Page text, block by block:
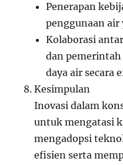
Penerapan
penggunaan
Kolaborasi
dan
daya air secara
Kesimpulan
Inovasi dalam
untuk mengatasi
mengadopsi
efisien serta